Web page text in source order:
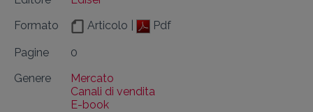
Formato
Articolo | Pdf
Pagine
0
Genere
Mercato
Canali di vendita
E-book